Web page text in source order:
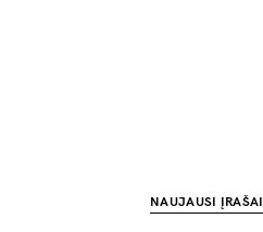
NAUJAUSI ĮRAŠAI